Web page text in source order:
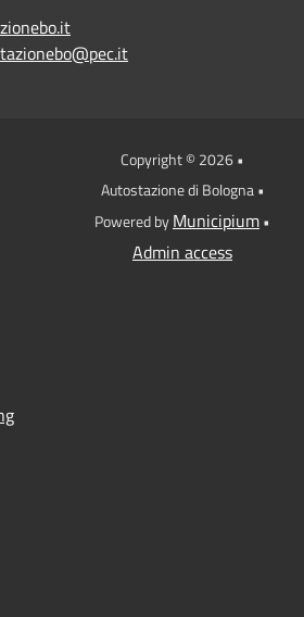
Copyright © 2026 •
Autostazione di Bologna •
Powered byMunicipium•
Admin access